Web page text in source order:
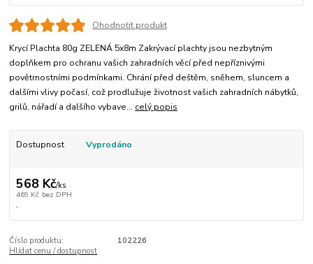
Ohodnotit produkt
Krycí Plachta 80g ZELENÁ 5x8m Zakrývací plachty jsou nezbytným
doplňkem pro ochranu vašich zahradních věcí před nepříznivými
povětrnostními podmínkami. Chrání před deštěm, sněhem, sluncem a
dalšími vlivy počasí, což prodlužuje životnost vašich zahradních nábytků,
grilů, nářadí a dalšího vybave... celý popis
Dostupnost Vyprodáno
568 Kč/ks
469 Kč bez DPH
.
Číslo produktu:
102226
Hlídat cenu / dostupnost